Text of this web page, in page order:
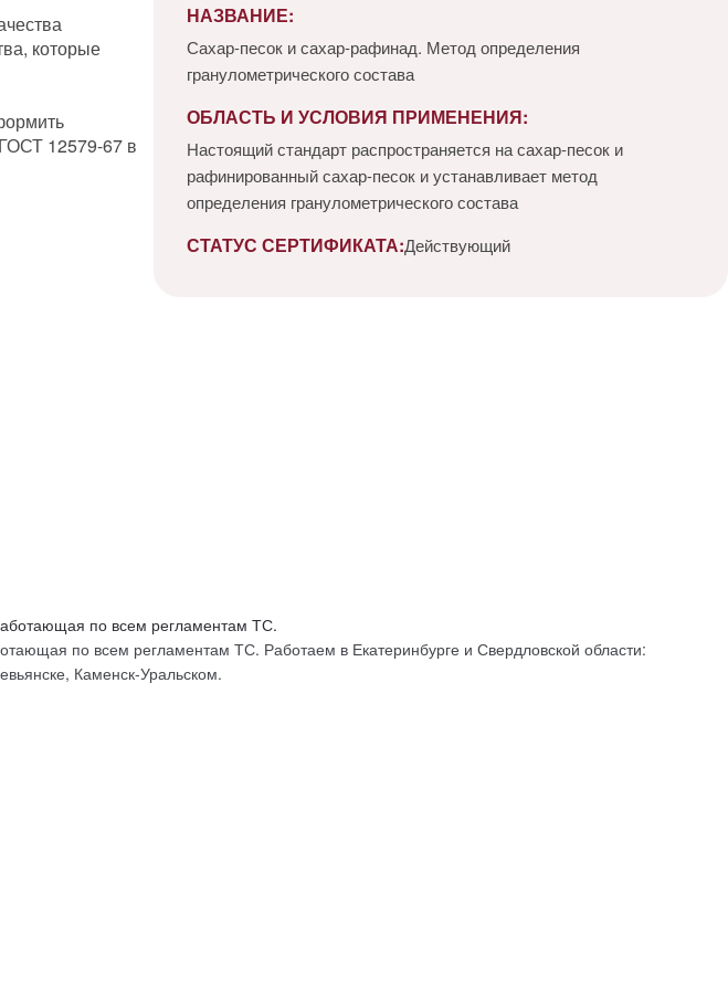
которые
12579-67 в
НАЗВАНИЕ:
Сахар-песок и сахар-рафинад. Метод определения
гранулометрического состава
ОБЛАСТЬ И УСЛОВИЯ ПРИМЕНЕНИЯ:
Настоящий стандарт распространяется на сахар-песок и
рафинированный сахар-песок и устанавливает метод
определения гранулометрического состава
СТАТУС СЕРТИФИКАТА:Действующий
по всем регламентам ТС. Работаем в Екатеринбурге и Свердловской области:
Каменск-Уральском.